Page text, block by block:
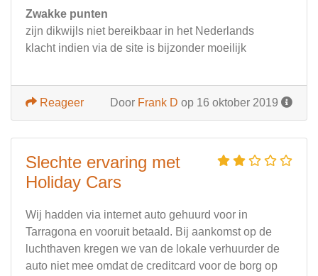
Zwakke punten
zijn dikwijls niet bereikbaar in het Nederlands
klacht indien via de site is bijzonder moeilijk
Door Frank D op 16 oktober 2019
Reageer
Slechte ervaring met
Holiday Cars
Wij hadden via internet auto gehuurd voor in
Tarragona en vooruit betaald. Bij aankomst op de
luchthaven kregen we van de lokale verhuurder de
auto niet mee omdat de creditcard voor de borg op